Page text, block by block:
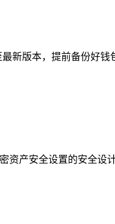
新版本，提前备份好
资产安全设置的安全